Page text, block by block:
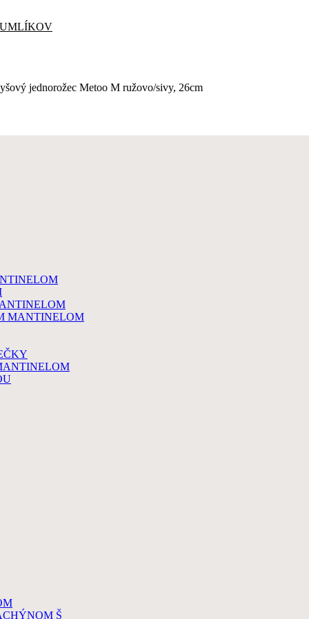
jednorožec Metoo M ružovo/sivy, 26cm
MANTINELOM
Š